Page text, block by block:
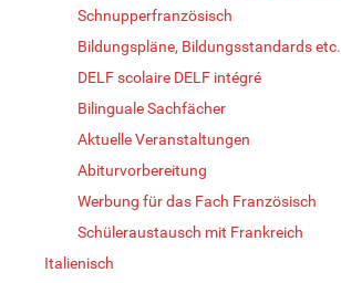
Schnupperfranzösisch
Bildungspläne, Bildungsstandards etc.
DELF scolaire DELF intégré
Bilinguale Sachfächer
Aktuelle Veranstaltungen
Abiturvorbereitung
Werbung für das Fach Französisch
Schüleraustausch mit Frankreich
Italienisch